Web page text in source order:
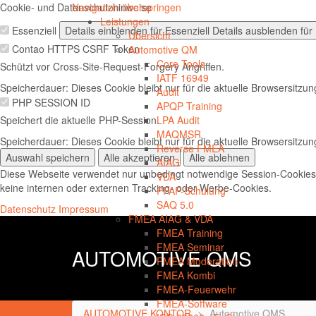
Cookie- und Datenschutzhinweise
Essenziell
Details einblendenfür Essenziell Details ausblenden für
Contao HTTPS CSRF Token
Schützt vor Cross-Site-Request-Forgery Angriffen.
Speicherdauer: Dieses Cookie bleibt nur für die aktuelle
PHP SESSION ID
Speichert die aktuelle PHP-Session.
Speicherdauer: Dieses Cookie bleibt nur für die aktuelle
Auswahl speichern
Alle akzeptieren
Alle ablehnen
Diese Webseite verwendet nur unbedingt notwendige Session-
keine internen oder externen Tracking- oder Werbe-Cookies.
Datenschutz Impressum
Navigation überspringen
Leistungen
Übersicht
Automotive QM
Core Tools
IATF 16949
Audit
APQP Training
LPA Audit
MAQMSR
Reverse FMEA
AIAG
VDA
PPAP-Schulung
SAQ 5.0
FMEA AIAG & VDA
FMEA Training
FMEA Seminar
FMEA Moderation
FMEA Kombi
FMEA-Feuerwehr
FMEA-Software
AUTOMOTIVE QMS
AUTOMOTIVE KONTOR Automotive QMS